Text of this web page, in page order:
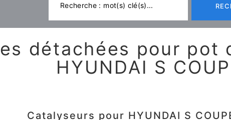
détachées pour pot
HYUNDAI S
Catalyseurs pour HYUNDAI S